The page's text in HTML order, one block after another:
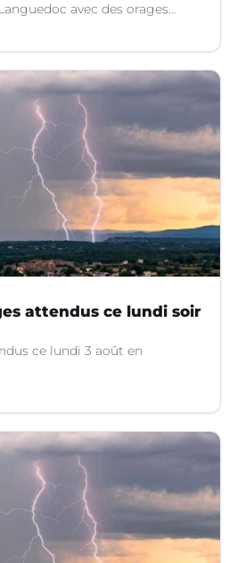
avec des orages
attendus ce lundi soir
ce lundi 3 août en